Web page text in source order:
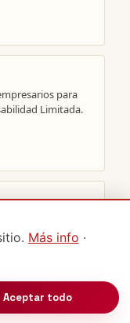
para
Limitada.
y listas
de
Más info ·
Aceptar todo